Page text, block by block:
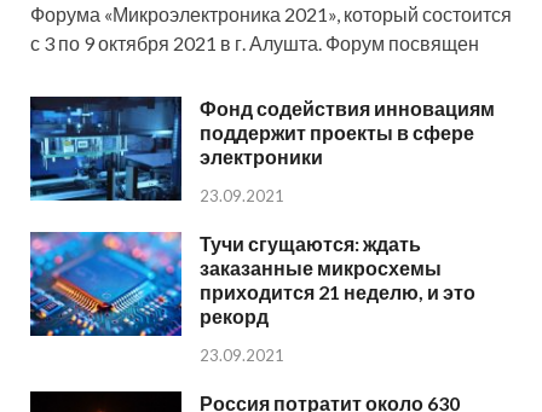
Форума «Микроэлектроника 2021», который состоится
с 3 по 9 октября 2021 в г. Алушта. Форум посвящен
Фонд содействия инновациям
поддержит проекты в сфере
электроники
23.09.2021
Тучи сгущаются: ждать
заказанные микросхемы
приходится 21 неделю, и это
рекорд
23.09.2021
Россия потратит около 630